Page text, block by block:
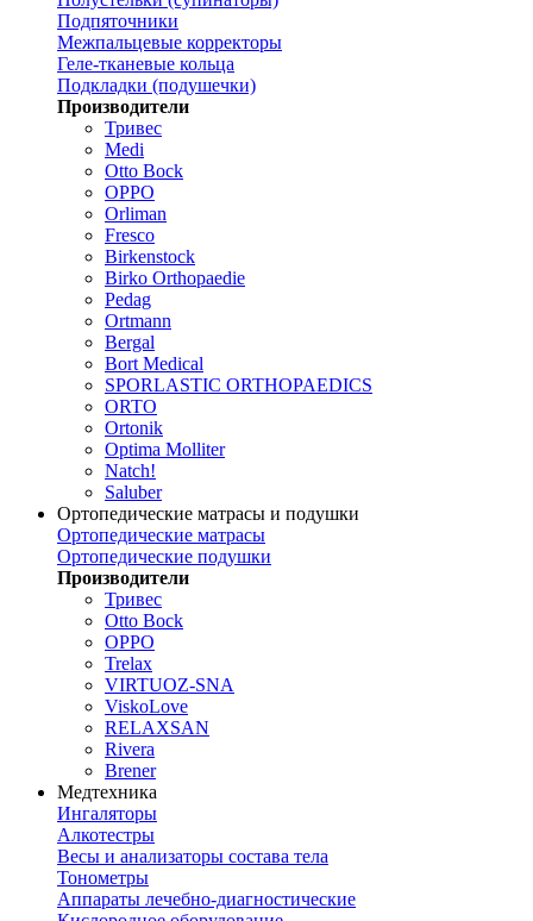
Подпяточники
Межпальцевые корректоры
Геле-тканевые кольца
Подкладки (подушечки)
Производители
Тривес
Medi
Otto Bock
OPPO
Orliman
Fresco
Birkenstock
Birko Orthopaedie
Pedag
Ortmann
Bergal
Bort Medical
SPORLASTIC ORTHOPAEDICS
ORTO
Ortonik
Optima Molliter
Natch!
Saluber
Ортопедические матрасы и подушки
Ортопедические матрасы
Ортопедические подушки
Производители
Тривес
Otto Bock
OPPO
Trelax
VIRTUOZ-SNA
ViskoLove
RELAXSAN
Rivera
Brener
Медтехника
Ингаляторы
Алкотестры
Весы и анализаторы состава тела
Тонометры
Аппараты лечебно-диагностические